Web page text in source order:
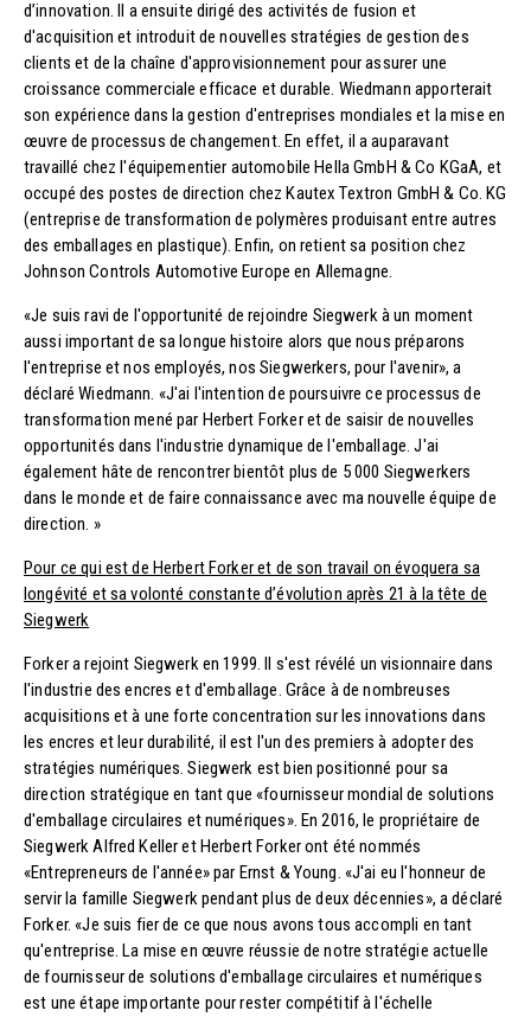
d’innovation. Il a ensuite dirigé des activités de fusion et
d'acquisition et introduit de nouvelles stratégies de gestion des
clients et de la chaîne d'approvisionnement pour assurer une
croissance commerciale efficace et durable. Wiedmann apporterait
son expérience dans la gestion d'entreprises mondiales et la mise en
œuvre de processus de changement. En effet, il a auparavant
travaillé chez l'équipementier automobile Hella GmbH & Co KGaA, et
occupé des postes de direction chez Kautex Textron GmbH & Co. KG
(entreprise de transformation de polymères produisant entre autres
des emballages en plastique). Enfin, on retient sa position chez
Johnson Controls Automotive Europe en Allemagne.
«Je suis ravi de l'opportunité de rejoindre Siegwerk à un moment
aussi important de sa longue histoire alors que nous préparons
l'entreprise et nos employés, nos Siegwerkers, pour l'avenir», a
déclaré Wiedmann. «J'ai l'intention de poursuivre ce processus de
transformation mené par Herbert Forker et de saisir de nouvelles
opportunités dans l'industrie dynamique de l'emballage. J'ai
également hâte de rencontrer bientôt plus de 5 000 Siegwerkers
dans le monde et de faire connaissance avec ma nouvelle équipe de
direction. »
Pour ce qui est de Herbert Forker et de son travail on évoquera sa
longévité et sa volonté constante d’évolution après 21 à la tête de
Siegwerk
Forker a rejoint Siegwerk en 1999. Il s'est révélé un visionnaire dans
l'industrie des encres et d'emballage. Grâce à de nombreuses
acquisitions et à une forte concentration sur les innovations dans
les encres et leur durabilité, il est l'un des premiers à adopter des
stratégies numériques. Siegwerk est bien positionné pour sa
direction stratégique en tant que «fournisseur mondial de solutions
d'emballage circulaires et numériques». En 2016, le propriétaire de
Siegwerk Alfred Keller et Herbert Forker ont été nommés
«Entrepreneurs de l'année» par Ernst & Young. «J'ai eu l'honneur de
servir la famille Siegwerk pendant plus de deux décennies», a déclaré
Forker. «Je suis fier de ce que nous avons tous accompli en tant
qu'entreprise. La mise en œuvre réussie de notre stratégie actuelle
de fournisseur de solutions d'emballage circulaires et numériques
est une étape importante pour rester compétitif à l'échelle